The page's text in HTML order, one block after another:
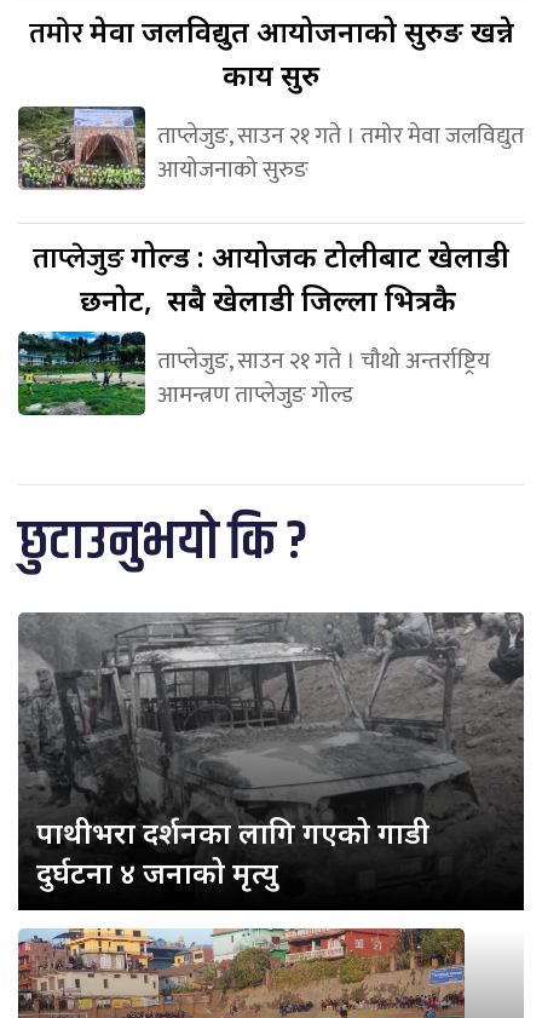
तमोरमेवा जलविद्युत आयोजनाको सुरुङ खन्ने
कार्य सुरु
ताप्लेजुङ, साउन २१ गते । तमोर मेवा जलविद्युत
आयोजनाको सुरुङ
ताप्लेजुङगोल्ड : आयोजक टोलीबाट खेलाडी
छनोट, सबै खेलाडी जिल्ला भित्रकै
ताप्लेजुङ, साउन २१ गते । चौथो अन्तर्राष्ट्रिय
आमन्त्रण ताप्लेजुङ गोल्ड
छुटाउनुभयो कि ?
पाथीभरा दर्शनका लागि गएको गाडी
दुर्घटना ४ जनाको मृत्यु